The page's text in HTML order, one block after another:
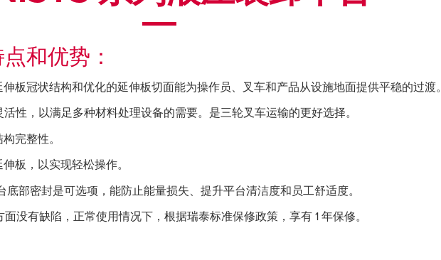
和优势：
板冠状结构和优化的延伸板切面能为操作员、叉车和产品从设施地面提供平稳的过渡。
性，以满足多种材料处理设备的需要。是三轮叉车运输的更好选择。
完整性。
板，以实现轻松操作。
部密封是可选项，能防止能量损失、提升平台清洁度和员工舒适度。
没有缺陷，正常使用情况下，根据瑞泰标准保修政策，享有 1 年保修。